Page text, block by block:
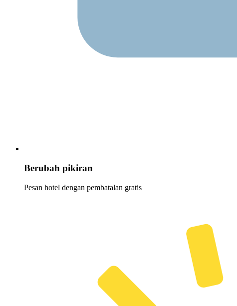
Berubah pikiran
Pesan hotel dengan pembatalan gratis